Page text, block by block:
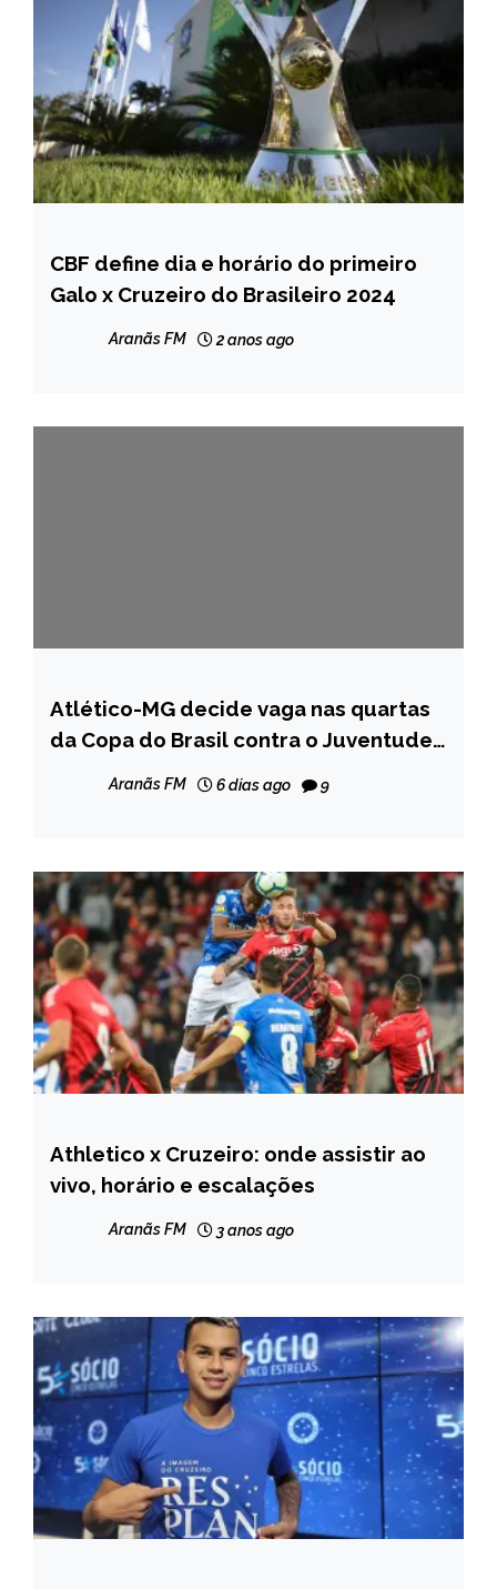
ESPORTES
CBF define dia e horário do primeiro
Galo x Cruzeiro do Brasileiro 2024
Aranãs FM 2 anos ago
ESPORTES
NOTÍCIAS
Atlético-MG decide vaga nas quartas
da Copa do Brasil contra o Juventude
Aranãs FM 6 dias ago 9
ESPORTES
Athletico x Cruzeiro: onde assistir ao
vivo, horário e escalações
Aranãs FM 3 anos ago